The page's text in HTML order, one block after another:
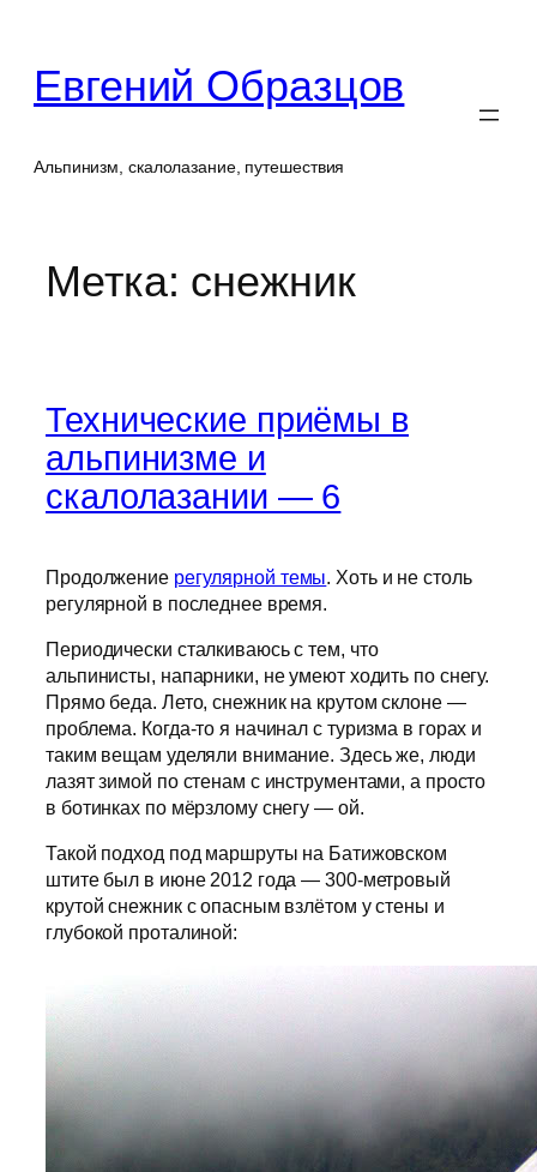
содержимому
Евгений Образцов
Альпинизм, скалолазание, путешествия
Метка: снежник
Технические приёмы в
альпинизме и
скалолазании — 6
Продолжение регулярной темы. Хоть и не столь
регулярной в последнее время.
Периодически сталкиваюсь с тем, что
альпинисты, напарники, не умеют ходить по снегу.
Прямо беда. Лето, снежник на крутом склоне —
проблема. Когда-то я начинал с туризма в горах и
таким вещам уделяли внимание. Здесь же, люди
лазят зимой по стенам с инструментами, а просто
в ботинках по мёрзлому снегу — ой.
Такой подход под маршруты на Батижовском
штите был в июне 2012 года — 300-метровый
крутой снежник с опасным взлётом у стены и
глубокой проталиной: